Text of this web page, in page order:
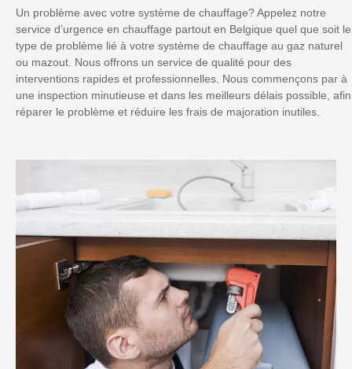
Un problème avec votre système de chauffage? Appelez notre
service d’urgence en chauffage partout en Belgique quel que soit le
type de problème lié à votre système de chauffage au gaz naturel
ou mazout. Nous offrons un service de qualité pour des
interventions rapides et professionnelles. Nous commençons par à
une inspection minutieuse et dans les meilleurs délais possible, afin
réparer le problème et réduire les frais de majoration inutiles.